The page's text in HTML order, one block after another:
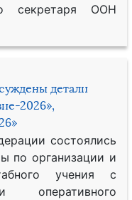
секретаря ООН
детали
2026»,
состоялись
по организации и
учения с
оперативного